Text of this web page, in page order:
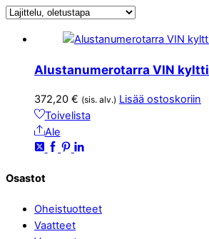
Alustanumerotarra VIN kyltti
372,20 € (sis. alv.) Lisää ostoskoriin
Toivelista
Ale
Osastot
Oheistuotteet
Vaatteet